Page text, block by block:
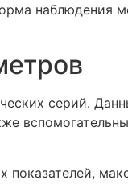
наблюдения
серий.
показателей,